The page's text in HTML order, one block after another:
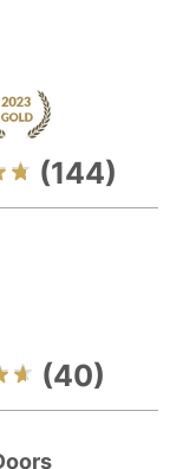
(144)
(40)